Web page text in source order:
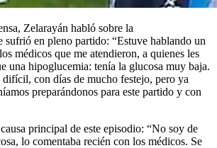
Zelarayán habló sobre la
sufrió en pleno partido: “Estuve hablando un
médicos que me atendieron, a quienes les
una hipoglucemia: tenía la glucosa muy baja.
difícil, con días de mucho festejo, pero ya
preparándonos para este partido y con
principal de este episodio: “No soy de
lo comentaba recién con los médicos. Se